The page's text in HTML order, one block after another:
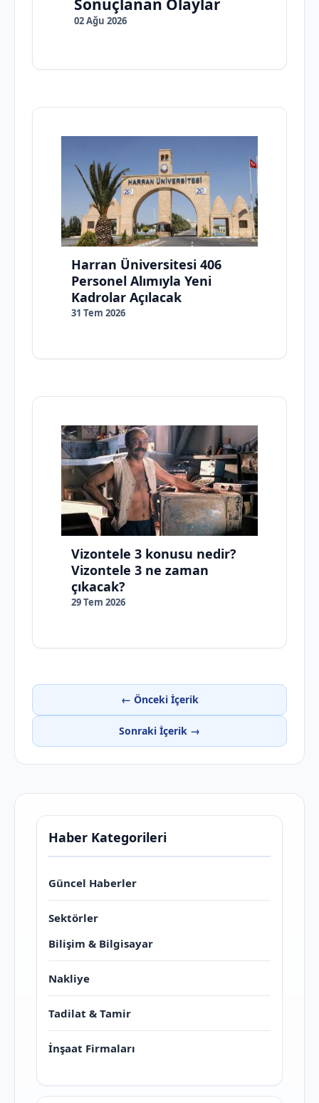
Sonuçlanan Olaylar
02 Ağu 2026
Harran Üniversitesi 406
Personel Alımıyla Yeni
Kadrolar Açılacak
31 Tem 2026
Vizontele 3 konusu nedir?
Vizontele 3 ne zaman
çıkacak?
29 Tem 2026
← Önceki İçerik
Sonraki İçerik →
Haber Kategorileri
Güncel Haberler
Sektörler
Bilişim & Bilgisayar
Nakliye
Tadilat & Tamir
İnşaat Firmaları